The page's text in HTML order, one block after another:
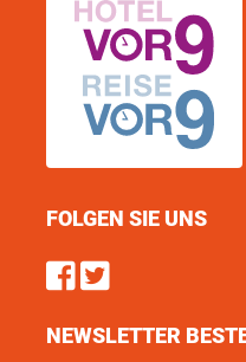
FOLGEN SIE UNS
Find us on
Follow
NEWSLETTER